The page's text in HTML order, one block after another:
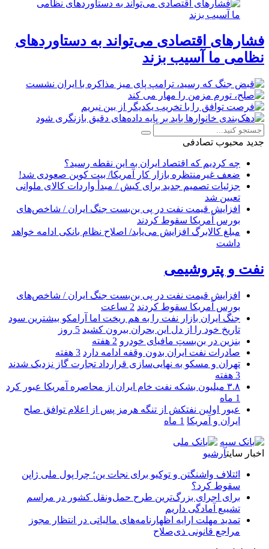
فشارهای اقتصادی می‌تواند به دستاوردهای
نظامی ما آسیب بزند
جدید محبوب تصادفی
چه کردیم که اقتصاد ایران به این نقطه رسید؟
ضعف غیرمنتظره بازار کار آمریکا/ بیت کوین صعودی شد!
جزئیات تصمیم جدید برای کیش / مبدأ واردات کالای ملوانی
تعیین شد
افزایش قیمت نفت در پی بن‌بست جنگ ایران / شاخص‌های
بورس آمریکا سقوط کردند
مبلغ کالابرگ افزایش می‌یابد/ اصلاح نظام بانکی ادامه خواهد
داشت
نفت و پتروشیمی
افزایش قیمت نفت در پی بن‌بست جنگ ایران / شاخص‌های
بورس آمریکا سقوط کردند 2 ساعت
جنگ ایران بازار نفت را به هم ریخت اما آرامکو بیشترین سود
تاریخ خود را از دل این بحران بیرون کشید 5 روز
بنزین در بن‌بستِ مافیای خودرو 2 هفته
صادرات نفت ایران بدون وقفه ادامه دارد 3 هفته
تهران و مسکو به نهایی‌سازی قرارداد تجارت گاز نزدیک شدند
3 هفته
۳.۸ میلیون بشکه نفت خام ایران از محاصره آمریکا عبور کرد
1 ماه
عبور اولین نفتکش از تنگه هرمز پس از اعلام توافق صلح
ایران و آمریکا 1 ماه
اخبار سایتآرشیو
ائتلاف واشنگتن و توکیو برای نجات ین؛ چرا پول ملی ژاپن
سقوط کرد؟
برای اجرای بزرگ‌ترین طرح حمل‌ونقل کشور در مراسم
تشییع آمادگی داریم
تمدید مهلت ارایه اظهارنامه‌های مالیاتی در انتظار مجوز
مراجع قانونی ذی‌‏صلاح